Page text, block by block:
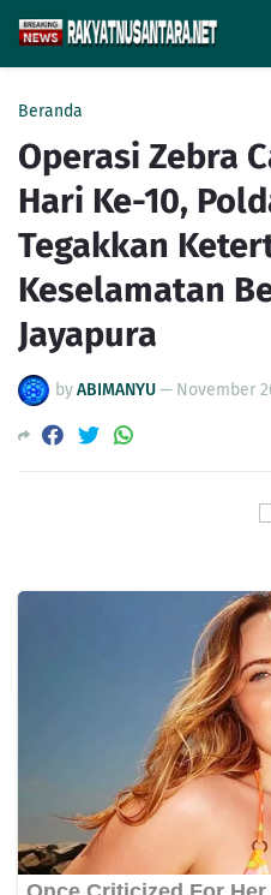
Beranda
Operasi Zebra
Hari Ke-10,
Tegakkan
Keselamatan
Jayapura
byABIMANYU— November